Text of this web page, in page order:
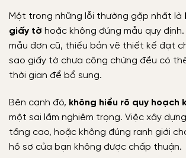
Một trong những lỗi thường gặp nhất là
giấy tờ hoặc không đúng mẫu quy
mẫu đơn cũ, thiếu bản vẽ thiết kế đạt
sao giấy tờ chưa công chứng đều có
thời gian để bổ sung.
Bên cạnh đó, không hiểu rõ quy hoạch
một sai lầm nghiêm trọng. Việc xây
tầng cao, hoặc không đúng ranh giới
hồ sơ của bạn không được chấp thuận.